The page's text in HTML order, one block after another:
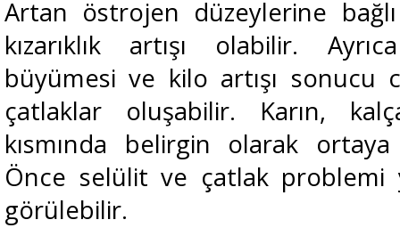
Artan östrojen düzeylerine
kızarıklık artışı olabilir.
büyümesi ve kilo artışı sonucu
çatlaklar oluşabilir. Karın,
kısmında belirgin olarak
Önce selülit ve çatlak problemi
görülebilir.